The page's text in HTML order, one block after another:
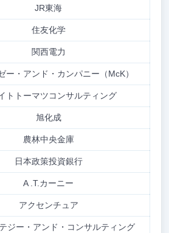
JR東海
住友化学
関西電力
ー・アンド・カンパニー（McK）
トトーマツコンサルティング
旭化成
農林中央金庫
日本政策投資銀行
A .T.カーニー
アクセンチュア
ジー・アンド・コンサルティング